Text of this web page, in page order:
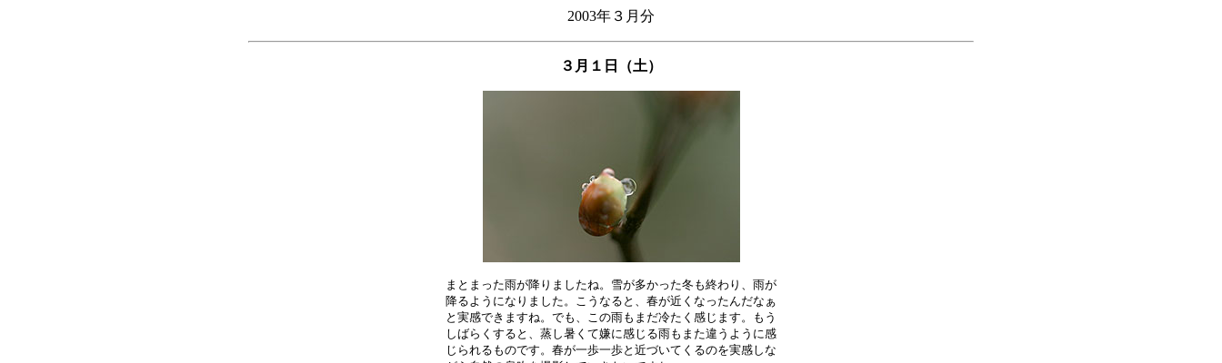
2003年３月分
３月１日（土）
まとまった雨が降りましたね。雪が多かった冬も終わり、雨が
降るようになりました。こうなると、春が近くなったんだなぁ
と実感できますね。でも、この雨もまだ冷たく感じます。もう
しばらくすると、蒸し暑くて嫌に感じる雨もまた違うように感
じられるものです。春が一歩一歩と近づいてくるのを実感しな